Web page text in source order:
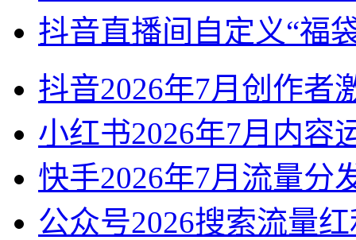
抖音直播间自定义“福
抖音2026年7月创作者
小红书2026年7月内容
快手2026年7月流量分
公众号2026搜索流量